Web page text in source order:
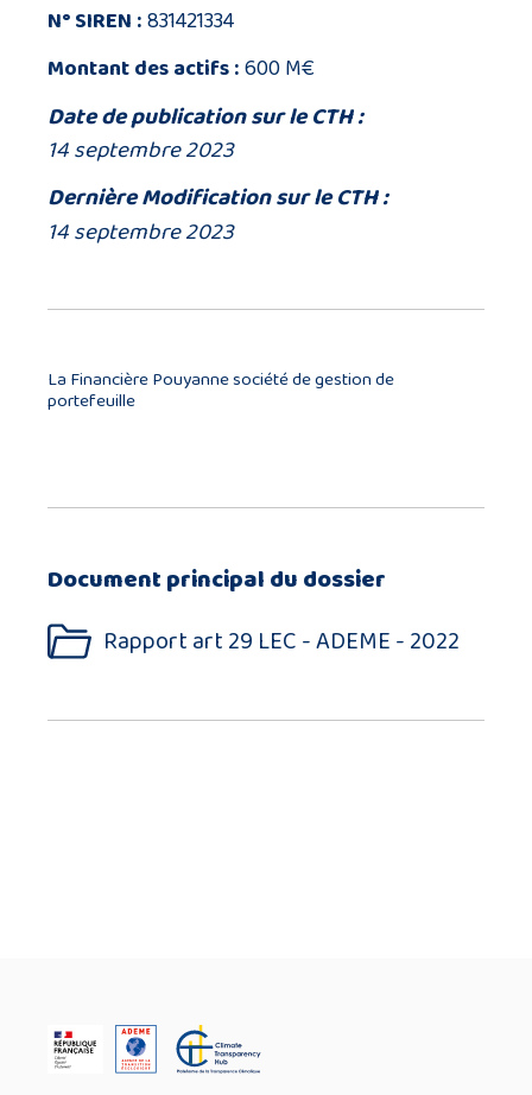
N° SIREN :831421334
Montant des actifs :600 M€
Date de publication sur le CTH :
14 septembre 2023
Dernière Modification sur le CTH :
14 septembre 2023
La Financière Pouyanne société de gestion de
portefeuille
Document principal du dossier
Rapport art 29 LEC - ADEME - 2022